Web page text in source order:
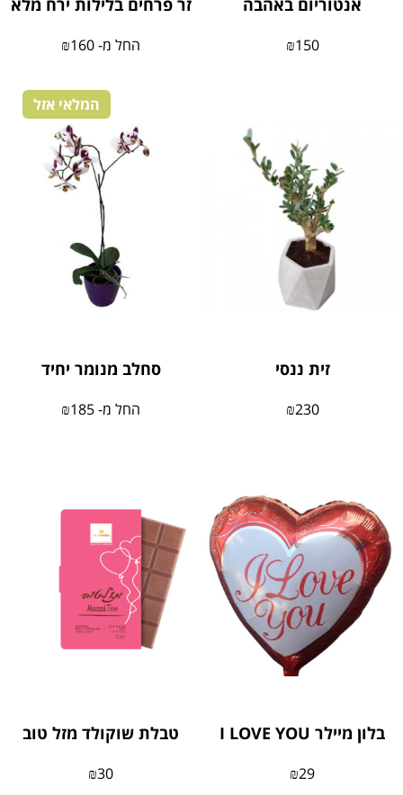
אנטוריום באהבה
₪150
זר פרחים בלילות ירח מלא
החל מ- ₪160
זית ננסי
₪230
המלאי אזל
סחלב מנומר יחיד
החל מ- ₪185
בלון מיילר I LOVE YOU
₪29
טבלת שוקולד מזל טוב
₪30